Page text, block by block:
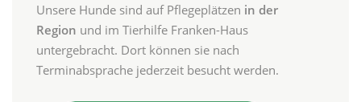
Unsere Hunde sind auf Pflegeplätzen in der
Region und im Tierhilfe Franken-Haus
untergebracht. Dort können sie nach
Terminabsprache jederzeit besucht werden.